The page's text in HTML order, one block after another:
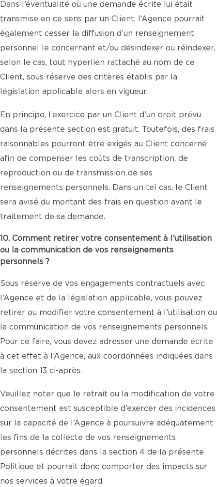
Dans l’éventualité où une demande écrite lui était
transmise en ce sens par un Client, l’Agence pourrait
également cesser la diffusion d’un renseignement
personnel le concernant et/ou désindexer ou réindexer,
selon le cas, tout hyperlien rattaché au nom de ce
Client, sous réserve des critères établis par la
législation applicable alors en vigueur.
En principe, l’exercice par un Client d’un droit prévu
dans la présente section est gratuit. Toutefois, des frais
raisonnables pourront être exigés au Client concerné
afin de compenser les coûts de transcription, de
reproduction ou de transmission de ses
renseignements personnels. Dans un tel cas, le Client
sera avisé du montant des frais en question avant le
traitement de sa demande.
10. Comment retirer votre consentement à l’utilisation
ou la communication de vos renseignements
personnels ?
Sous réserve de vos engagements contractuels avec
l’Agence et de la législation applicable, vous pouvez
retirer ou modifier votre consentement à l’utilisation ou
la communication de vos renseignements personnels.
Pour ce faire, vous devez adresser une demande écrite
à cet effet à l’Agence, aux coordonnées indiquées dans
la section 13 ci-après.
Veuillez noter que le retrait ou la modification de votre
consentement est susceptible d’exercer des incidences
sur la capacité de l’Agence à poursuivre adéquatement
les fins de la collecte de vos renseignements
personnels décrites dans la section 4 de la présente
Politique et pourrait donc comporter des impacts sur
nos services à votre égard.